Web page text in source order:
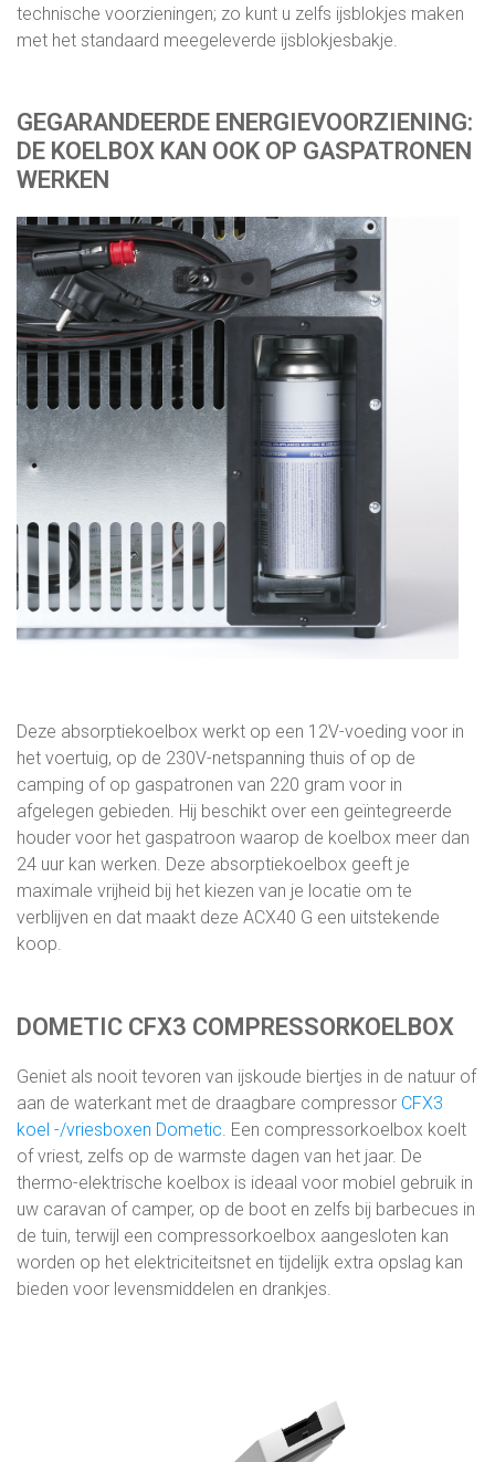
technische voorzieningen; zo kunt u zelfs ijsblokjes maken
met het standaard meegeleverde ijsblokjesbakje.
GEGARANDEERDE ENERGIEVOORZIENING:
DE KOELBOX KAN OOK OP GASPATRONEN
WERKEN
Deze absorptiekoelbox werkt op een 12V-voeding voor in
het voertuig, op de 230V-netspanning thuis of op de
camping of op gaspatronen van 220 gram voor in
afgelegen gebieden. Hij beschikt over een geïntegreerde
houder voor het gaspatroon waarop de koelbox meer dan
24 uur kan werken. Deze absorptiekoelbox geeft je
maximale vrijheid bij het kiezen van je locatie om te
verblijven en dat maakt deze ACX40 G een uitstekende
koop.
DOMETIC CFX3 COMPRESSORKOELBOX
Geniet als nooit tevoren van ijskoude biertjes in de natuur of
aan de waterkant met de draagbare compressor CFX3
koel -/vriesboxen Dometic. Een compressorkoelbox koelt
of vriest, zelfs op de warmste dagen van het jaar. De
thermo-elektrische koelbox is ideaal voor mobiel gebruik in
uw caravan of camper, op de boot en zelfs bij barbecues in
de tuin, terwijl een compressorkoelbox aangesloten kan
worden op het elektriciteitsnet en tijdelijk extra opslag kan
bieden voor levensmiddelen en drankjes.